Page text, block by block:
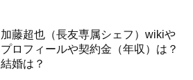
加藤超也（長友専属シェフ）wikiや
プロフィールや契約金（年収）は？
結婚は？